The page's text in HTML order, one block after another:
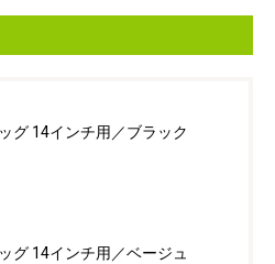
グ 14インチ用／ブラック
グ 14インチ用／ベージュ